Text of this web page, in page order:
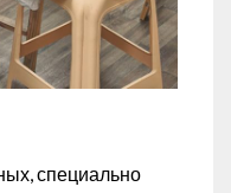
специально